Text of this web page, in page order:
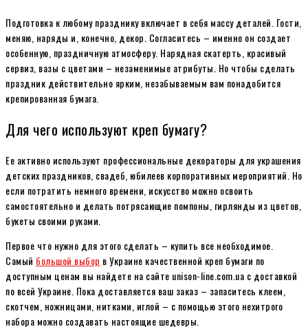
Подготовка к любому празднику включает в себя массу деталей. Гости,
меняю, наряды и, конечно, декор. Согласитесь – именно он создает
особенную, праздничную атмосферу. Нарядная скатерть, красивый
сервиз, вазы с цветами – незаменимые атрибуты. Но чтобы сделать
праздник действительно ярким, незабываемым вам понадобится
крепированная бумага.
Для чего используют креп бумагу?
Ее активно используют профессиональные декораторы для украшения
детских праздников, свадеб, юбилеев корпоративных мероприятий. Но
если потратить немного времени, искусство можно освоить
самостоятельно и делать потрясающие помпоны, гирлянды из цветов,
букеты своими руками.
Первое что нужно для этого сделать – купить все необходимое.
Самый большой выбор в Украине качественной креп бумаги по
доступным ценам вы найдете на сайте unison-line.com.ua с доставкой
по всей Украине. Пока доставляется ваш заказ – запаситесь клеем,
скотчем, ножницами, нитками, иглой – с помощью этого нехитрого
набора можно создавать настоящие шедевры.